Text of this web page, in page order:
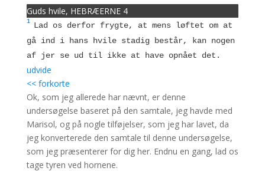
Guds hvile, HEBRÆERNE 4
1
Lad os derfor frygte, at mens løftet om at
gå ind i hans hvile stadig består, kan nogen
af jer se ud til ikke at have opnået det.
Fordi den gode nyhed er blevet bekendtgjort
til os såvel som til dem; Men det gavnede
dem ikke at høre ordet, for det var ikke
ledsaget af tro hos dem, der hørte det.
3Men vi, som troede, går ind til hvile, som
han sagde: Derfor svor jeg i min vrede: De
skal ikke gå ind i min hvile; m selvom hans
udvide
<< forkorte
Ok, som jeg allerede har nævnt, er denne
undersøgelse baseret på den samtale, jeg havde med
Marisol, og på nogle tilføjelser, som jeg har lavet, da
jeg konverterede den samtale til denne undersøgelse,
som jeg præsenterer for dig her. Endnu en gang, lad os
tage tyren ved hornene.